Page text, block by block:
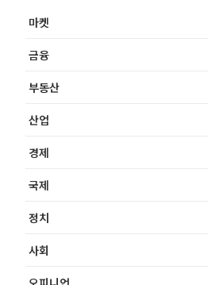
마켓
금융
부동산
산업
경제
국제
정치
사회